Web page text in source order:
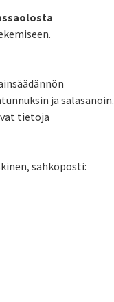
ja salasanoin.
tietoja
sähköposti: